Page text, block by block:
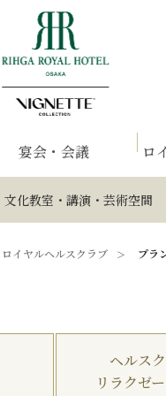
宴会・会議 ロ
文化教室・講演・芸術空間
ロイヤルヘルスクラブ プラ
ヘルス
リラクゼ